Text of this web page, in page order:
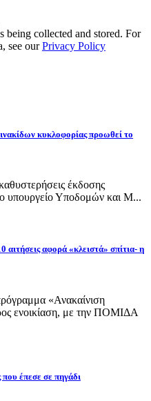
being collected and stored. For
see ourPrivacy Policy
κυκλοφορίας προωθεί το
έκδοσης
υπουργείο Υποδομών και Μ...
αιτήσεις αφορά «κλειστά» σπίτια- η
«Ανακαίνιση
ενοικίαση, με την ΠΟΜΙΔΑ
έπεσε σε πηγάδι